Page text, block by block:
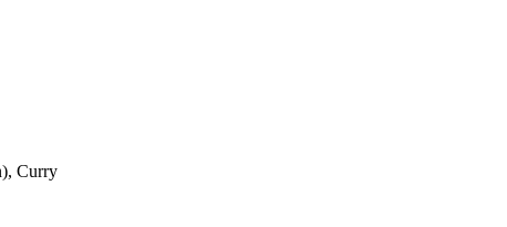
Curry